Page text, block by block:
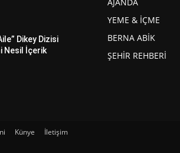
Dikey Dizisi
Nesil İçerik
AJANDA
YEME & İÇME
BERNA ABİK
ŞEHİR REHBERİ
Künye
İletişim